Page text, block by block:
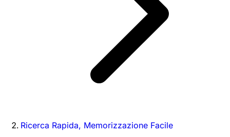
Ricerca Rapida, Memorizzazione Facile